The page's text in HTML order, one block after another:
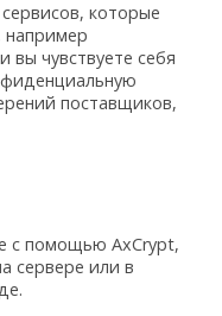
которые
например
вы чувствуете себя
поставщиков,
с помощью AxCrypt,
сервере или в